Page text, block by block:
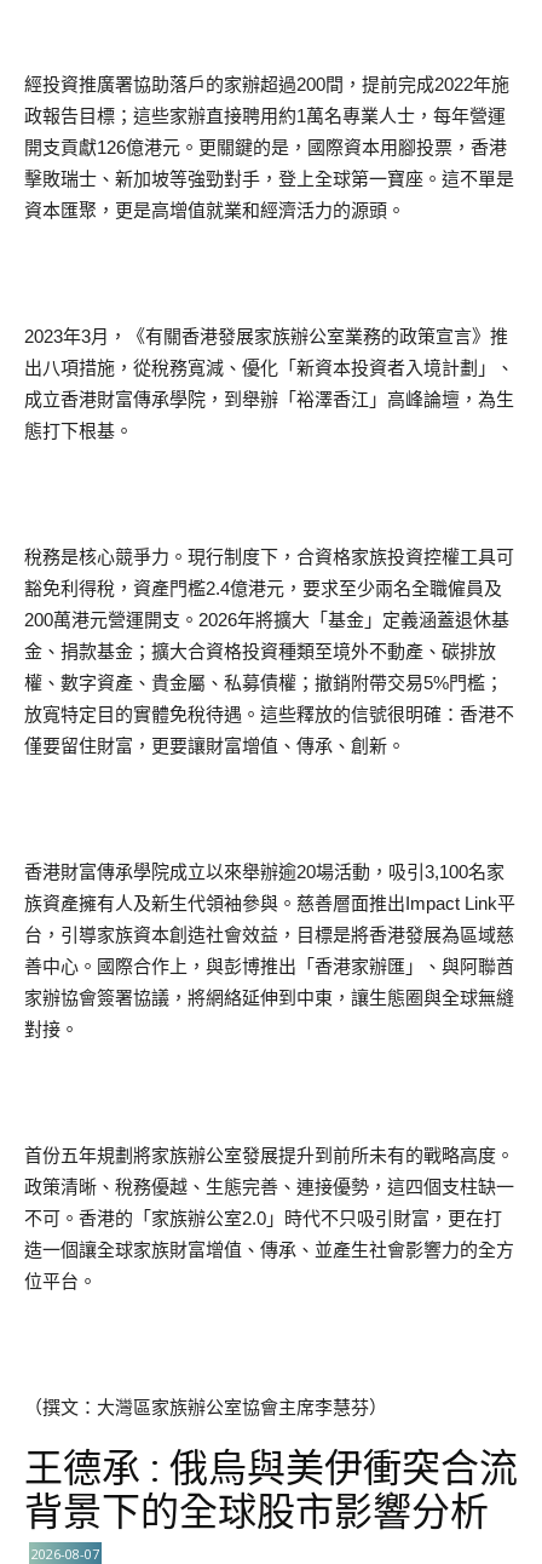
經投資推廣署協助落戶的家辦超過200間，提前完成2022年施
政報告目標；這些家辦直接聘用約1萬名專業人士，每年營運
開支貢獻126億港元。更關鍵的是，國際資本用腳投票，香港
擊敗瑞士、新加坡等強勁對手，登上全球第一寶座。這不單是
資本匯聚，更是高增值就業和經濟活力的源頭。
2023年3月，《有關香港發展家族辦公室業務的政策宣言》推
出八項措施，從稅務寬減、優化「新資本投資者入境計劃」、
成立香港財富傳承學院，到舉辦「裕澤香江」高峰論壇，為生
態打下根基。
稅務是核心競爭力。現行制度下，合資格家族投資控權工具可
豁免利得稅，資產門檻2.4億港元，要求至少兩名全職僱員及
200萬港元營運開支。2026年將擴大「基金」定義涵蓋退休基
金、捐款基金；擴大合資格投資種類至境外不動產、碳排放
權、數字資產、貴金屬、私募債權；撤銷附帶交易5%門檻；
放寬特定目的實體免稅待遇。這些釋放的信號很明確：香港不
僅要留住財富，更要讓財富增值、傳承、創新。
香港財富傳承學院成立以來舉辦逾20場活動，吸引3,100名家
族資產擁有人及新生代領袖參與。慈善層面推出Impact Link平
台，引導家族資本創造社會效益，目標是將香港發展為區域慈
善中心。國際合作上，與彭博推出「香港家辦匯」、與阿聯酋
家辦協會簽署協議，將網絡延伸到中東，讓生態圈與全球無縫
對接。
首份五年規劃將家族辦公室發展提升到前所未有的戰略高度。
政策清晰、稅務優越、生態完善、連接優勢，這四個支柱缺一
不可。香港的「家族辦公室2.0」時代不只吸引財富，更在打
造一個讓全球家族財富增值、傳承、並產生社會影響力的全方
位平台。
（撰文：大灣區家族辦公室協會主席李慧芬）
王德承 : 俄烏與美伊衝突合流
背景下的全球股市影響分析
2026-08-07